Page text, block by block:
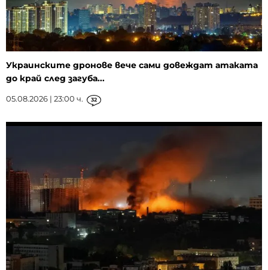
Украинските дронове вече сами довеждат атаката
до край след загуба...
05.08.2026 | 23:00 ч. 32